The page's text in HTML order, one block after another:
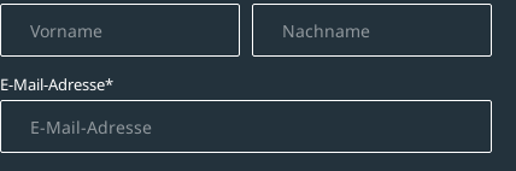
E-Mail-Adresse*